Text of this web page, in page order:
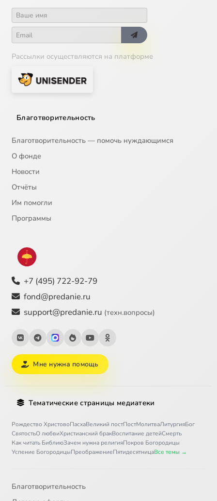
Рассылки осуществляются на платформе
Благотворительность
Благотворительность — помочь нуждающимся
О фонде
Новости
Отчёты
Им помогли
Программы
+7 (495) 722-92-79
fond@predanie.ru
support@predanie.ru (техн.вопросы)
Мне нужна помощь
Тематические страницы медиатеки
Рождество ХристовоПасхаВеликий постПостМолитваЛитургияБог
СвятостьО любвиХристианский бракВоспитание детейСмерть
Как читать БиблиюЗачем нужна религияПокров Богородицы
Успение БогородицыПреображениеПятидесятницаВсе темы →
Благотворительность